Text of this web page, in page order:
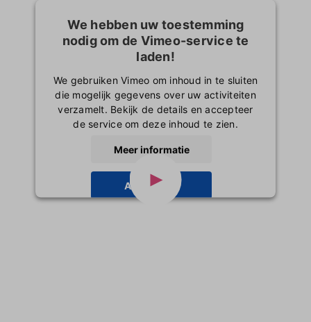
We hebben uw toestemming
nodig om de Vimeo-service te
laden!
We gebruiken Vimeo om inhoud in te sluiten
die mogelijk gegevens over uw activiteiten
verzamelt. Bekijk de details en accepteer
de service om deze inhoud te zien.
Meer informatie
Accepteren